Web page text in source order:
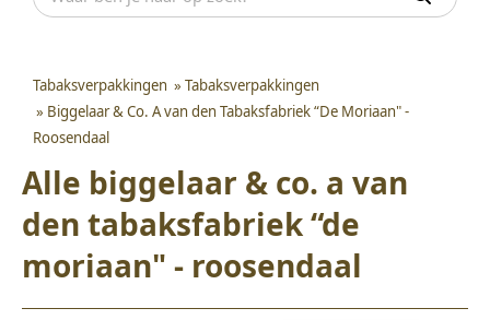
Tabaksverpakkingen » Tabaksverpakkingen
» Biggelaar & Co. A van den Tabaksfabriek “De Moriaan" -
Roosendaal
Alle biggelaar & co. a van
den tabaksfabriek “de
moriaan" - roosendaal